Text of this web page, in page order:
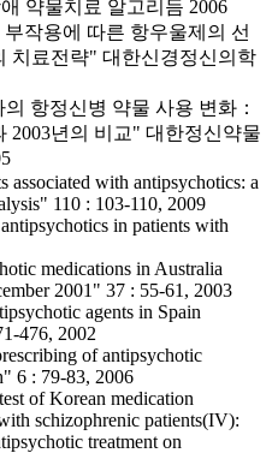
약물치료 알고리듬 2006
작용에 따른 항우울제의 선
치료전략" 대한신경정신의학
항정신병 약물 사용 변화：
2003년의 비교" 대한정신약물
associated with antipsychotics: a
110 : 103-110, 2009
in patients with
medications in Australia
2001" 37 : 55-61, 2003
agents in Spain
476, 2002
of antipsychotic
6 : 79-83, 2006
of Korean medication
schizophrenic patients(IV):
treatment on